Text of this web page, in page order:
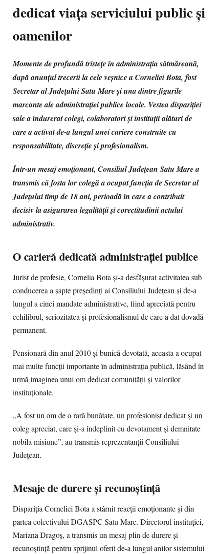
dedicat viața serviciului public și
oamenilor
Momente de profundă tristețe în administrația sătmăreană,
după anunțul trecerii la cele veșnice a Corneliei Bota, fost
Secretar al Județului Satu Mare și una dintre figurile
marcante ale administrației publice locale. Vestea dispariției
sale a îndurerat colegi, colaboratori și instituții alături de
care a activat de-a lungul unei cariere construite cu
responsabilitate, discreție și profesionalism.
Într-un mesaj emoționant, Consiliul Județean Satu Mare a
transmis că fosta lor colegă a ocupat funcția de Secretar al
Județului timp de 18 ani, perioadă în care a contribuit
decisiv la asigurarea legalității și corectitudinii actului
administrativ.
O carieră dedicată administrației publice
Jurist de profesie, Cornelia Bota și-a desfășurat activitatea sub
conducerea a șapte președinți ai Consiliului Județean și de-a
lungul a cinci mandate administrative, fiind apreciată pentru
echilibrul, seriozitatea și profesionalismul de care a dat dovadă
permanent.
Pensionară din anul 2010 și bunică devotată, aceasta a ocupat
mai multe funcții importante în administrația publică, lăsând în
urmă imaginea unui om dedicat comunității și valorilor
instituționale.
„A fost un om de o rară bunătate, un profesionist dedicat și un
coleg apreciat, care și-a îndeplinit cu devotament și demnitate
nobila misiune”, au transmis reprezentanții Consiliului
Județean.
Mesaje de durere și recunoștință
Dispariția Corneliei Bota a stârnit reacții emoționante și din
partea colectivului DGASPC Satu Mare. Directorul instituției,
Mariana Dragoș, a transmis un mesaj plin de durere și
recunoștință pentru sprijinul oferit de-a lungul anilor sistemului